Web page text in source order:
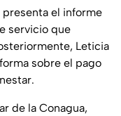
presenta el informe
servicio que
Leticia
sobre el pago
de la Conagua,